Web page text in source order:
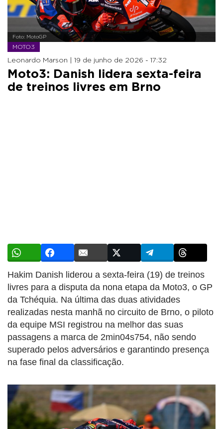
Foto: MotoGP
MOTO3
Leonardo Marson | 19 de junho de 2026 - 17:32
Moto3: Danish lidera sexta-feira
de treinos livres em Brno
Hakim Danish liderou a sexta-feira (19) de treinos
livres para a disputa da nona etapa da Moto3, o GP
da Tchéquia. Na última das duas atividades
realizadas nesta manhã no circuito de Brno, o piloto
da equipe MSI registrou na melhor das suas
passagens a marca de 2min04s754, não sendo
superado pelos adversários e garantindo presença
na fase final da classificação.